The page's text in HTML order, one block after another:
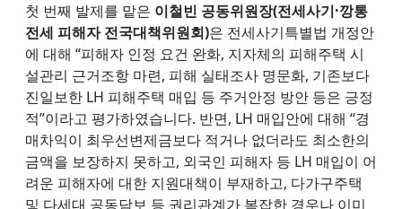
첫 번째 발제를 맡은 이철빈 공동위원장(전세사기·깡통
전세 피해자 전국대책위원회)은 전세사기특별법 개정안
에 대해 “피해자 인정 요건 완화, 지자체의 피해주택 시
설관리 근거조항 마련, 피해 실태조사 명문화, 기존보다
진일보한 LH 피해주택 매입 등 주거안정 방안 등은 긍정
적”이라고 평가하였습니다. 반면, LH 매입안에 대해 “경
매차익이 최우선변제금보다 적거나 없더라도 최소한의
금액을 보장하지 못하고, 외국인 피해자 등 LH 매입이 어
려운 피해자에 대한 지원대책이 부재하고, 다가구주택
및 다세대 공동담보 등 권리관계가 복잡한 경우나 이미